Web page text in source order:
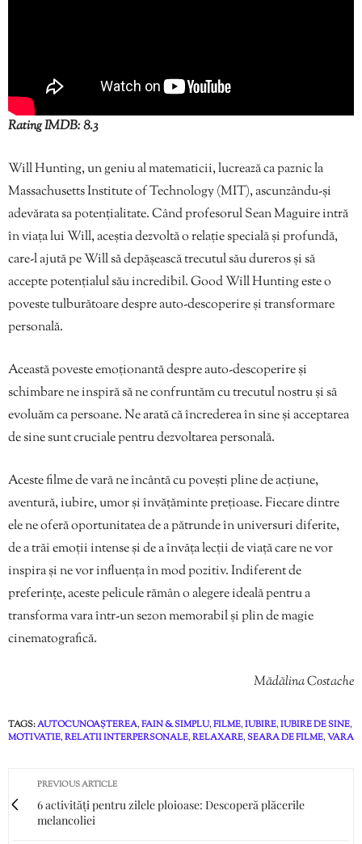
Rating IMDB: 8.3
Will Hunting, un geniu al matematicii, lucrează ca paznic la
Massachusetts Institute of Technology (MIT), ascunzându-și
adevărata sa potențialitate. Când profesorul Sean Maguire intră
în viața lui Will, aceștia dezvoltă o relație specială și profundă,
care-l ajută pe Will să depășească trecutul său dureros și să
accepte potențialul său incredibil. Good Will Hunting este o
poveste tulburătoare despre auto-descoperire și transformare
personală.
Această poveste emoționantă despre auto-descoperire și
schimbare ne inspiră să ne confruntăm cu trecutul nostru și să
evoluăm ca persoane. Ne arată că încrederea în sine și acceptarea
de sine sunt cruciale pentru dezvoltarea personală.
Aceste filme de vară ne încântă cu povești pline de acțiune,
aventură, iubire, umor și învățăminte prețioase. Fiecare dintre
ele ne oferă oportunitatea de a pătrunde în universuri diferite,
de a trăi emoții intense și de a învăța lecții de viață care ne vor
inspira și ne vor influența în mod pozitiv. Indiferent de
preferințe, aceste pelicule rămân o alegere ideală pentru a
transforma vara într-un sezon memorabil și plin de magie
cinematografică.
Mădălina Costache
TAGS:AUTOCUNOAȘTEREA,FAIN & SIMPLU,FILME,IUBIRE,IUBIRE DE SINE,
MOTIVATIE,RELATII INTERPERSONALE,RELAXARE,SEARA DE FILME,VARA
PREVIOUS ARTICLE
6 activități pentru zilele ploioase: Descoperă plăcerile
melancoliei